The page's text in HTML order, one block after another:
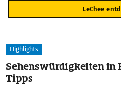
LeChee
Highlights
Sehenswürdigkeiten in
Tipps